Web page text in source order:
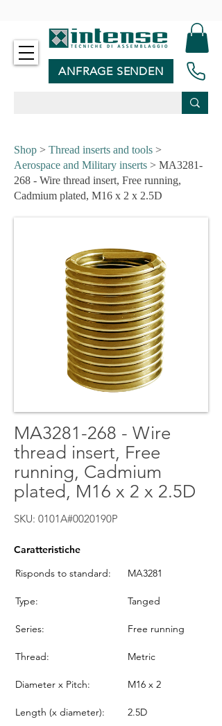
ANFRAGE SENDEN
Shop > Thread inserts and tools >
Aerospace and Military inserts > MA3281-
268 - Wire thread insert, Free running,
Cadmium plated, M16 x 2 x 2.5D
MA3281-268 - Wire
thread insert, Free
running, Cadmium
plated, M16 x 2 x 2.5D
SKU: 0101A#0020190P
Caratteristiche
Risponds to standard:
MA3281
Type: Tanged
Series: Free running
Thread: Metric
Diameter x Pitch: M16 x 2
Length (x diameter): 2.5D